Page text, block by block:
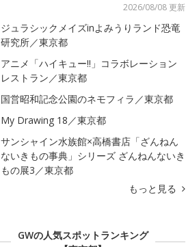
2026/08/08 更新
ジュラシックメイズinよみうりランド恐竜
研究所／東京都
アニメ「ハイキュー!!」コラボレーション
レストラン／東京都
国営昭和記念公園のネモフィラ／東京都
My Drawing 18／東京都
サンシャイン水族館×高橋書店「ざんねん
ないきもの事典」シリーズ ざんねんないき
もの展3／東京都
もっと見る
GWの人気スポットランキング